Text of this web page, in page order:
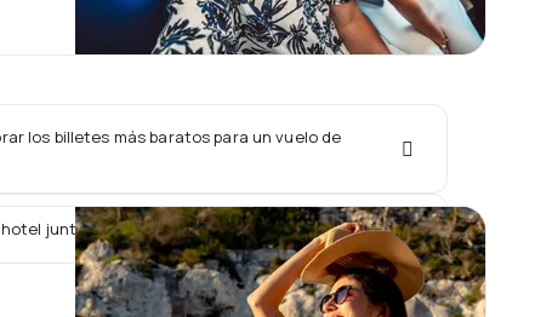
los billetes más baratos para un vuelo de
junto con un vuelo de Aerolineas Estelar?